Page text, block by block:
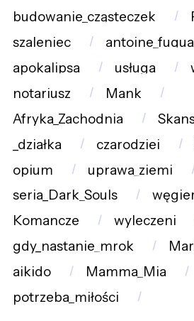
budowanie_cząsteczek
szaleniec
antoine_fuqua
apokalipsa
usługa
notariusz
Mank
Afryka_Zachodnia
_działka
czarodziej
opium
uprawa_ziemi
seria_Dark_Souls
Komancze
wyleczeni
gdy_nastanie_mrok
aikido
Mamma_Mia
potrzeba_miłości